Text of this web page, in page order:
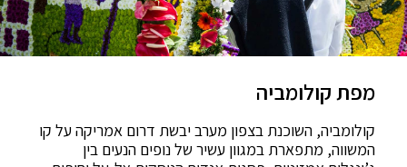
מפת קולומביה
קולומביה, השוכנת בצפון מערב יבשת דרום אמריקה על קו
המשווה, מתפארת במגוון עשיר של נופים הנעים בין